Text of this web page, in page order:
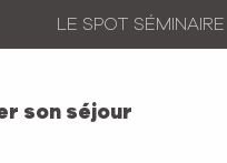
LE SPOT SÉMINAIRE
son séjour